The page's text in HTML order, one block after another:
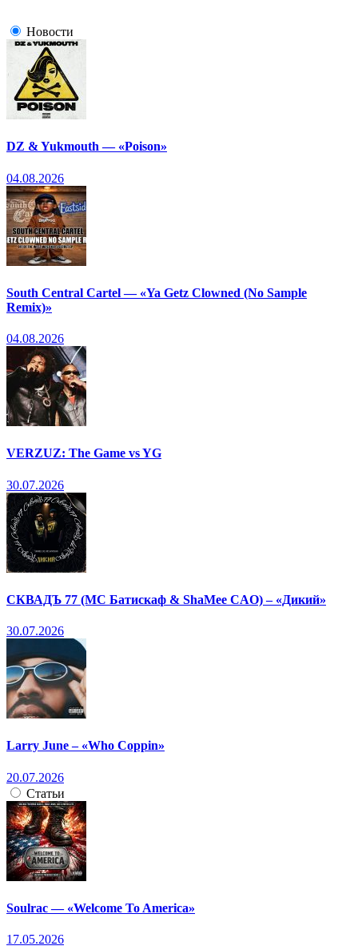
Новости
DZ & Yukmouth — «Poison»
04.08.2026
South Central Cartel — «Ya Getz Clowned (No Sample
Remix)»
04.08.2026
VERZUZ: The Game vs YG
30.07.2026
СКВАДЪ 77 (МС Батискаф & ShaMee CAO) – «Дикий»
30.07.2026
Larry June – «Who Coppin»
20.07.2026
Статьи
Soulrac — «Welcome To America»
17.05.2026